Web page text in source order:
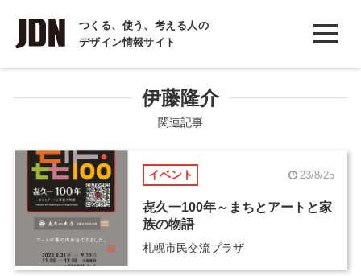
つくる、使う、考える人の
デザイン情報サイト
INTERVIEW
インタビュー
COLUMN
コラム
伊藤隆介
関連記事
イベント 23/8/25
㐂久一100年～まちとアートと家
族の物語
札幌市民交流プラザ